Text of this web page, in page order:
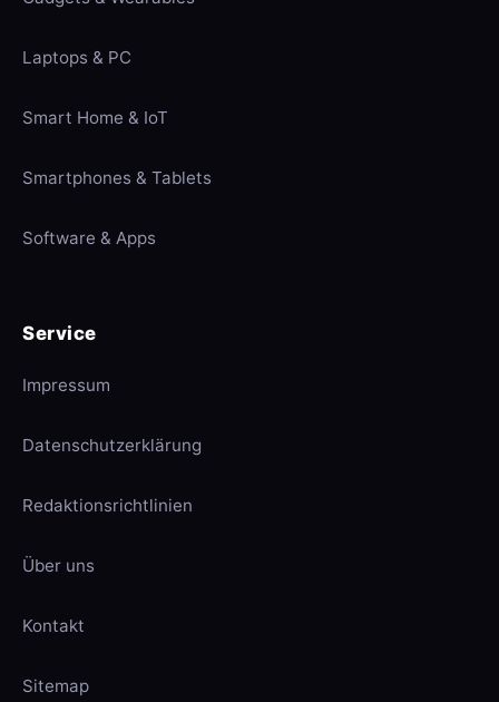
Laptops & PC
Smart Home & IoT
Smartphones & Tablets
Software & Apps
Service
Impressum
Datenschutzerklärung
Redaktionsrichtlinien
Über uns
Kontakt
Sitemap